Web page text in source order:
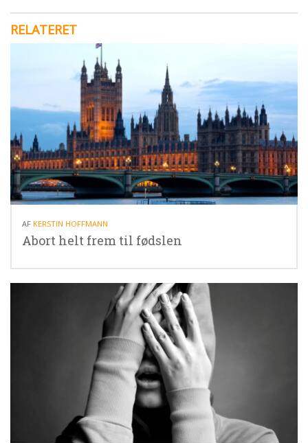
RELATERET
AF KERSTIN HOFFMANN
Abort helt frem til fødslen